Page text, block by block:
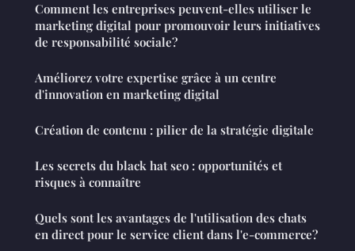
Comment les entreprises peuvent-elles utiliser le
marketing digital pour promouvoir leurs initiatives
de responsabilité sociale?
Améliorez votre expertise grâce à un centre
d'innovation en marketing digital
Création de contenu : pilier de la stratégie digitale
Les secrets du black hat seo : opportunités et
risques à connaître
Quels sont les avantages de l'utilisation des chats
en direct pour le service client dans l'e-commerce?